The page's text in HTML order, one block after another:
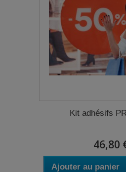
Kit adhésifs
46,80
Ajouter au panier